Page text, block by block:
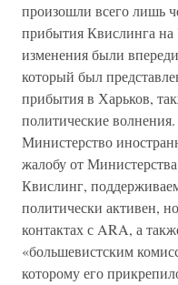
произошли всего лишь
прибытия Квислинга
изменения были
который был
прибытия в Харьков,
политические
Министерство
жалобу от
Квислинг,
политически активен,
контактах с ARA, а
«большевистским
которому его